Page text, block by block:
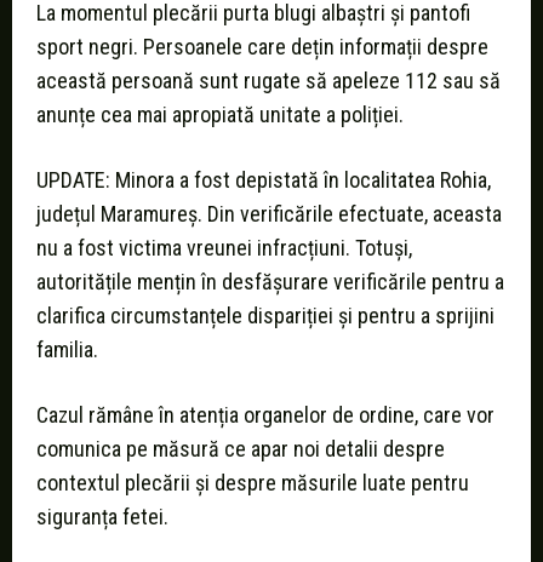
La momentul plecării purta blugi albaștri și pantofi
sport negri. Persoanele care dețin informații despre
această persoană sunt rugate să apeleze 112 sau să
anunțe cea mai apropiată unitate a poliției.
UPDATE: Minora a fost depistată în localitatea Rohia,
județul Maramureș. Din verificările efectuate, aceasta
nu a fost victima vreunei infracțiuni. Totuși,
autoritățile mențin în desfășurare verificările pentru a
clarifica circumstanțele dispariției și pentru a sprijini
familia.
Cazul rămâne în atenția organelor de ordine, care vor
comunica pe măsură ce apar noi detalii despre
contextul plecării și despre măsurile luate pentru
siguranța fetei.